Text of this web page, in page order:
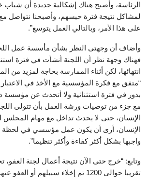
الرئاسة، وأصبح هناك إشكالية جديدة أن
لمشاكل نتيجة فترة حبسهم، وأصبحنا نتواصل
على هذا الأمر، وبالتالي العمل يتوسع”.
وأضاف أن وجهتى النظر بشأن مأسسة عمل
فهناك وجهة نظر أن اللجنة أنشأت في فترة
انتهائها، لكن أثناء الممارسة بحاجة لمزيد من
“متفق مع فكرة المؤسسية مع الأخذ في الاعتبار
بدور في فترة استثنائية ولا أتحدث عن مؤسسة
مع جزء من توصيات ورشة العمل بأن تتولى
الإنسان، حتى لا يحدث تداخل مع مهام
الإنسان، أرى أن يكون عمل مؤسسي في لحظة
واجبها بشكل أكثر كفاءة وأكثر تنظيما”.
وتابع: “خرج حتى الآن نتيجة أعمال لجنة العفو،
تقريبا حوالى 1200 تم إخلاء سبيلهم أو